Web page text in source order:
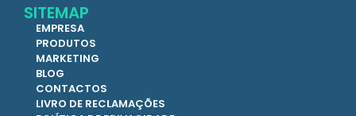
SITEMAP
EMPRESA
PRODUTOS
MARKETING
BLOG
CONTACTOS
LIVRO DE RECLAMAÇÕES